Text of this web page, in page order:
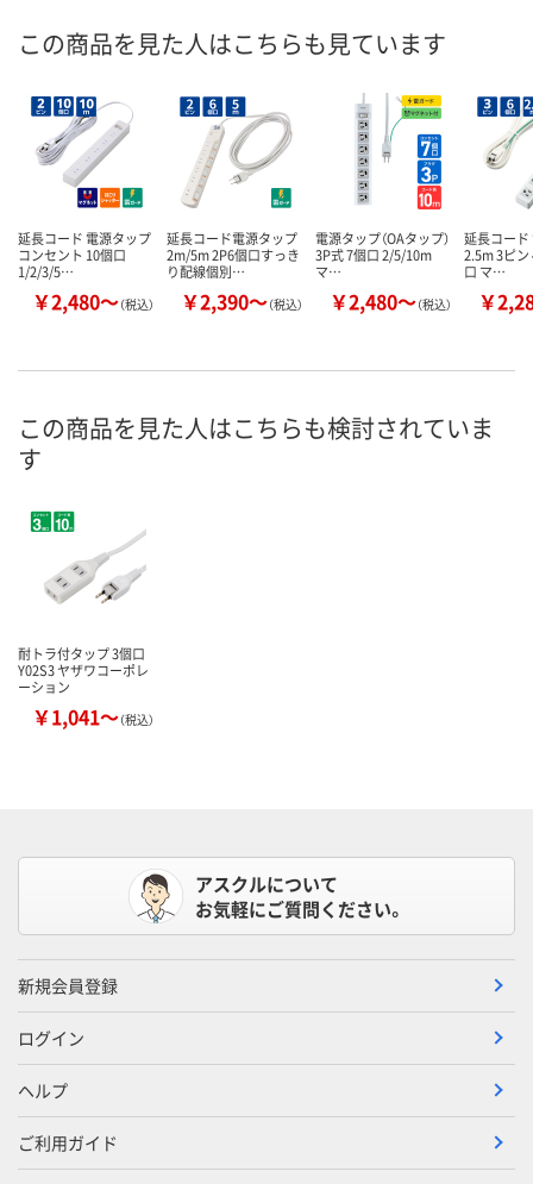
この商品を見た人はこちらも見ています
延長コード 電源タップ
コンセント 10個口
1/2/3/5…
￥2,480～（税込）
延長コード電源タップ
2m/5m 2P6個口すっき
り配線個別…
￥2,390～（税込）
電源タップ（OAタップ）
3P式 7個口 2/5/10m
マ…
￥2,480～（税込）
延長コー
2.5m 3ピ
口 マ…
￥
この商品を見た人はこちらも検討されていま
す
耐トラ付タップ 3個口
Y02S3 ヤザワコーポレ
ーション
￥1,041～（税込）
アスクルについて
お気軽にご質問ください。
新規会員登録
ログイン
ヘルプ
ご利用ガイド